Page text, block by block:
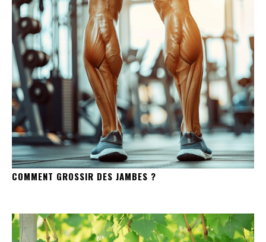
COMMENT GROSSIR DES JAMBES ?